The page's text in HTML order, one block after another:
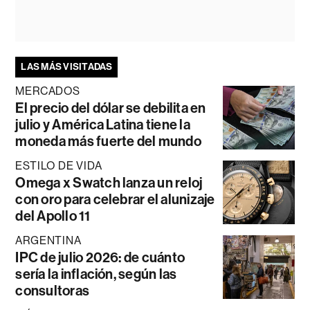
LAS MÁS VISITADAS
MERCADOS
El precio del dólar se debilita en
julio y América Latina tiene la
moneda más fuerte del mundo
ESTILO DE VIDA
Omega x Swatch lanza un reloj
con oro para celebrar el alunizaje
del Apollo 11
ARGENTINA
IPC de julio 2026: de cuánto
sería la inflación, según las
consultoras